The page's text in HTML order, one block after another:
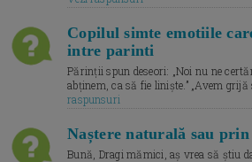
Copilul simte emotiile
intre parinti
Părinții spun deseori: „Noi nu ne
abținem, ca să fie liniște.” „Avem grijă
raspunsuri
Naștere naturală sau prin
Bună, Dragi mămici, aș vrea să știu